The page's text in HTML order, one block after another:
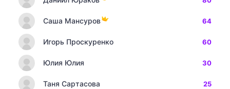
Саша Мансуров 64
Игорь Проскуренко 60
Юлия Юлия 30
Таня Сартасова 25